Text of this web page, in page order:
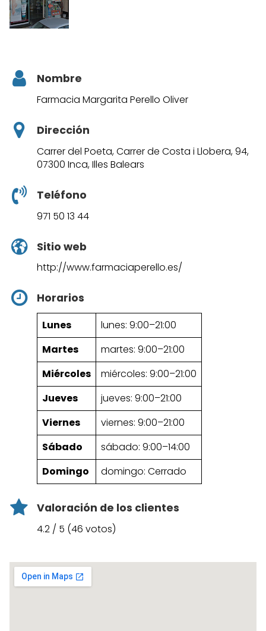
Nombre
Farmacia Margarita Perello Oliver
Dirección
Carrer del Poeta, Carrer de Costa i Llobera, 94,
07300 Inca, Illes Balears
Teléfono
971 50 13 44
Sitio web
http://www.farmaciaperello.es/
Horarios
Lunes
lunes: 9:00–21:00
Martes
martes: 9:00–21:00
Miércoles
miércoles: 9:00–21:00
Jueves
jueves: 9:00–21:00
Viernes
viernes: 9:00–21:00
Sábado
sábado: 9:00–14:00
Domingo
domingo: Cerrado
Valoración de los clientes
4.2 / 5 (46 votos)